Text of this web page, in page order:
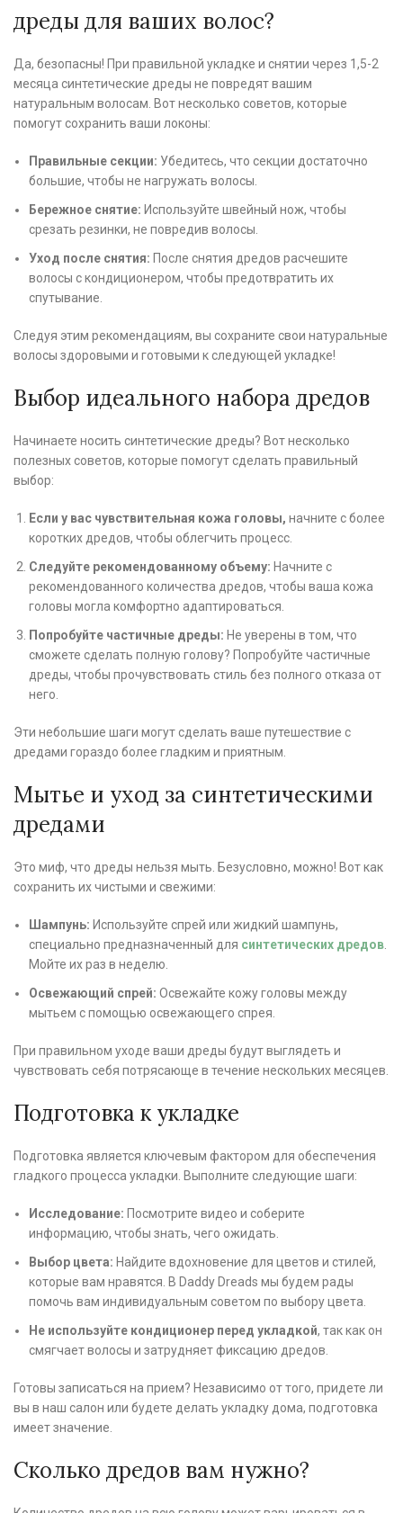
дреды для ваших волос?
Да, безопасны! При правильной укладке и снятии через 1,5-2
месяца синтетические дреды не повредят вашим
натуральным волосам. Вот несколько советов, которые
помогут сохранить ваши локоны:
Правильные секции: Убедитесь, что секции достаточно
большие, чтобы не нагружать волосы.
Бережное снятие: Используйте швейный нож, чтобы
срезать резинки, не повредив волосы.
Уход после снятия: После снятия дредов расчешите
волосы с кондиционером, чтобы предотвратить их
спутывание.
Следуя этим рекомендациям, вы сохраните свои натуральные
волосы здоровыми и готовыми к следующей укладке!
Выбор идеального набора дредов
Начинаете носить синтетические дреды? Вот несколько
полезных советов, которые помогут сделать правильный
выбор:
Если у вас чувствительная кожа головы, начните с более
коротких дредов, чтобы облегчить процесс.
Следуйте рекомендованному объему: Начните с
рекомендованного количества дредов, чтобы ваша кожа
головы могла комфортно адаптироваться.
Попробуйте частичные дреды: Не уверены в том, что
сможете сделать полную голову? Попробуйте частичные
дреды, чтобы прочувствовать стиль без полного отказа от
него.
Эти небольшие шаги могут сделать ваше путешествие с
дредами гораздо более гладким и приятным.
Мытье и уход за синтетическими
дредами
Это миф, что дреды нельзя мыть. Безусловно, можно! Вот как
сохранить их чистыми и свежими:
Шампунь: Используйте спрей или жидкий шампунь,
специально предназначенный для синтетических дредов
Мойте их раз в неделю.
Освежающий спрей: Освежайте кожу головы между
мытьем с помощью освежающего спрея.
При правильном уходе ваши дреды будут выглядеть и
чувствовать себя потрясающе в течение нескольких месяцев.
Подготовка к укладке
Подготовка является ключевым фактором для обеспечения
гладкого процесса укладки. Выполните следующие шаги:
Исследование: Посмотрите видео и соберите
информацию, чтобы знать, чего ожидать.
Выбор цвета: Найдите вдохновение для цветов и стилей,
которые вам нравятся. В Daddy Dreads мы будем рады
помочь вам индивидуальным советом по выбору цвета.
Не используйте кондиционер перед укладкой, так как он
смягчает волосы и затрудняет фиксацию дредов.
Готовы записаться на прием? Независимо от того, придете ли
вы в наш салон или будете делать укладку дома, подготовка
имеет значение.
Сколько дредов вам нужно?